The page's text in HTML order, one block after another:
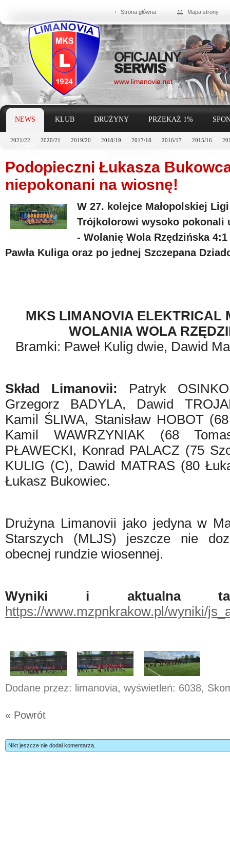
Strona główna Mapa strony
NEWS
2021/22 2020/21 2019/20 2018/19 2017/18 2016/17 2015/16
KLUB DRUŻYNY PRZEKAŻ 1%
Podopieczni Łukasza
niepokonani na wiosnę!
W 27. kolejce Małopolskiej
Trójkolorowi wysoko pokonali
- Wolanię Wola Rzędzińska
Pawła Kuliga oraz po jednej Szczepana
MKS LIMANOVIA ELEKTRICAL
WOLANIA WOLA
Bramki: Paweł Kulig dwie, Dawid
Skład Limanovii: Patryk
Grzegorz BADYLA, Dawid
Kamil ŚLIWA, Stanisław HOBOT
Kamil WAWRZYNIAK (68
PŁAWECKI, Konrad PALACZ (75
KULIG (C), Dawid MATRAS (80
Łukasz Bukowiec.
Drużyna Limanovii jako jedyna w
Starszych (MLJS) jeszcze nie
obecnej rundzie wiosennej.
Wyniki i aktualna
https://www.mzpnkrakow.pl/wyniki/
Dodane przez: limanovia, wyświetleń: 6038,
« Powrót
Nikt jeszcze nie dodał komentarza.